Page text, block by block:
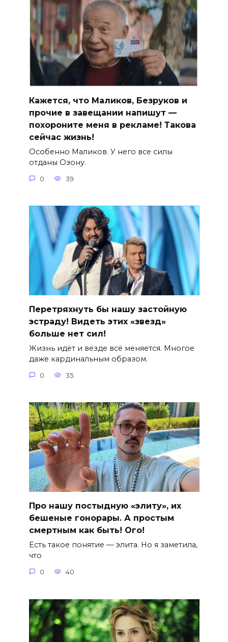
Кажется, что Маликов, Безруков и
прочие в завещании напишут —
похороните меня в рекламе! Такова
сейчас жизнь!
Особенно Маликов. У него все силы
отданы Озону.
0 39
Перетряхнуть бы нашу застойную
эстраду! Видеть этих «звезд»
больше нет сил!
Жизнь идёт и везде всё меняется. Многое
даже кардинальным образом.
0 35
Про нашу постыдную «элиту», их
бешеные гонорары. А простым
смертным как быть! Ого!
Есть такое понятие — элита. Но я заметила,
что
0 40